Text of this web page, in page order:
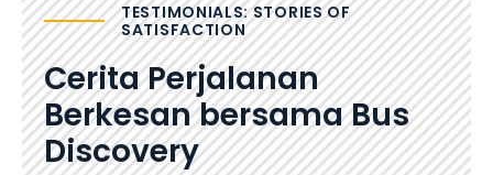
TESTIMONIALS: STORIES OF
SATISFACTION
Cerita Perjalanan
Berkesan bersama Bus
Discovery